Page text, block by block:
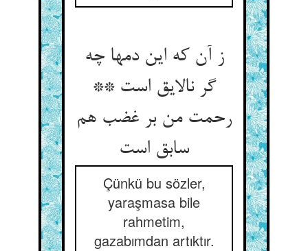
ز آن که این دمها چه
گر نالایق است **
رحمت من بر غضب هم
Çünkü bu sözler,
yaraşmasa bile
rahmetim,
gazabımdan artıktır.